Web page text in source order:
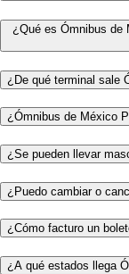
¿Qué es Ómnibus de
¿De qué terminal sale
¿Ómnibus de México
¿Se pueden llevar
¿Puedo cambiar o
¿Cómo facturo un
¿A qué estados llega